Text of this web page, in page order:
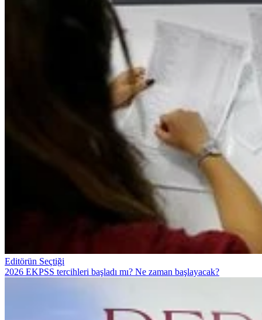
Editörün Seçtiği
2026 EKPSS tercihleri başladı mı? Ne zaman başlayacak?